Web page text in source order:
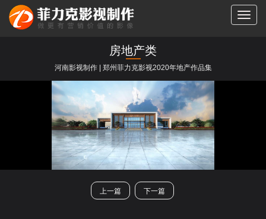
切
房地产类
河南影视制作 | 郑州菲力克影视2020年地产作品集
类别： 全部 TVC拍摄 产品视频 宣传片/纪录片
二维/三维动画 房地产类 微电影/快闪
展会活动
上一篇 下一篇